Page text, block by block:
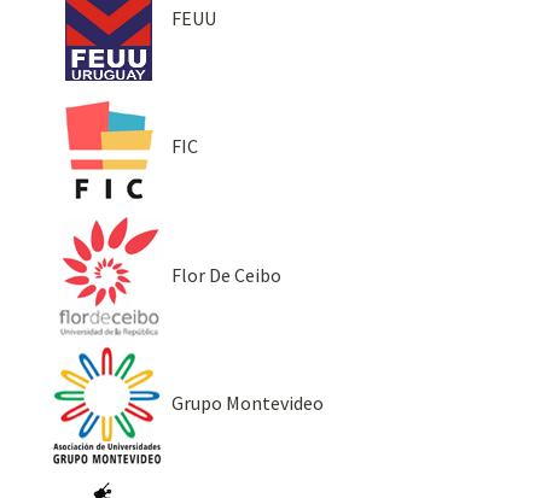
FEUU
FIC
Flor De Ceibo
Grupo Montevideo